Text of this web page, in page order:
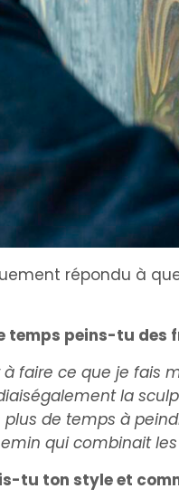
répondu à
temps peins-tu
faire ce que je fais
la
de temps à
qui combinait les
tu ton style et